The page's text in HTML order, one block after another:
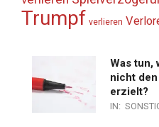
Trumpf verlieren
Was tun,
nicht
erzielt?
IN: